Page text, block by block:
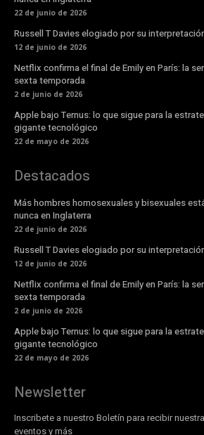
22 de junio de 2026
Russell T Davies elogiado por su
12 de junio de 2026
Netflix confirma el final de Emily en París: la
sexta temporada
2 de junio de 2026
Apple bajo Ternus: lo que sigue para la
gigante tecnológico
22 de mayo de 2026
Destacados
Más hombres homosexuales y bisexuales
nunca en Inglaterra
22 de junio de 2026
Russell T Davies elogiado por su
12 de junio de 2026
Netflix confirma el final de Emily en París: la
sexta temporada
2 de junio de 2026
Apple bajo Ternus: lo que sigue para la
gigante tecnológico
22 de mayo de 2026
Newsletter
Inscribete a nuestro Boletín para recibir
eventos y más